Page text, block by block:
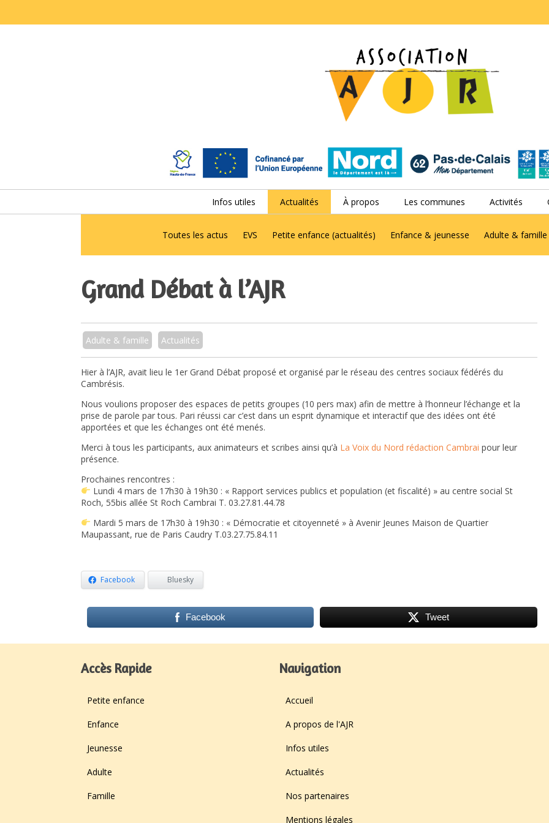
Infos utiles Actualités À propos Les communes Activités
Toutes les actus EVS Petite enfance (actualités) Enfance & jeunesse Adulte & famille
Grand Débat à l’AJR
Adulte & famille Actualités
Hier à l’AJR, avait lieu le 1er Grand Débat proposé et organisé par le réseau des centres sociaux fédérés du
Cambrésis.
Nous voulions proposer des espaces de petits groupes (10 pers max) afin de mettre à l’honneur l’échange et la
prise de parole par tous. Pari réussi car c’est dans un esprit dynamique et interactif que des idées ont été
apportées et que les échanges ont été menés.
Merci à tous les participants, aux animateurs et scribes ainsi qu’à La Voix du Nord rédaction Cambrai pour leur
présence.
Prochaines rencontres :
Lundi 4 mars de 17h30 à 19h30 : « Rapport services publics et population (et fiscalité) » au centre social St
Roch, 55bis allée St Roch Cambrai T. 03.27.81.44.78
Mardi 5 mars de 17h30 à 19h30 : « Démocratie et citoyenneté » à Avenir Jeunes Maison de Quartier
Maupassant, rue de Paris Caudry T.03.27.75.84.11
Facebook Bluesky
Facebook Tweet
Accès Rapide
Petite enfance
Enfance
Jeunesse
Adulte
Famille
Navigation
Accueil
A propos de l'AJR
Infos utiles
Actualités
Nos partenaires
Mentions légales